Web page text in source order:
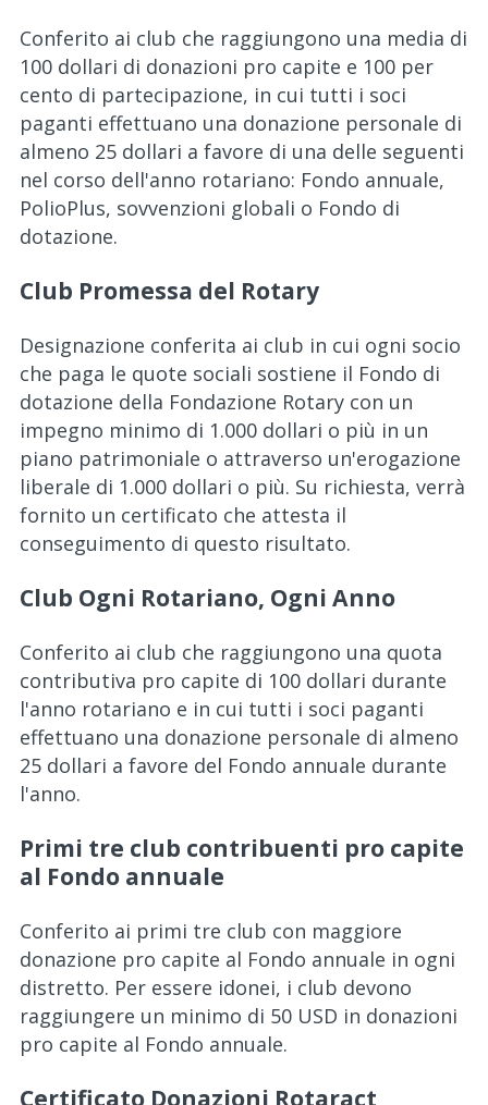
Conferito ai club che raggiungono una media di
100 dollari di donazioni pro capite e 100 per
cento di partecipazione, in cui tutti i soci
paganti effettuano una donazione personale di
almeno 25 dollari a favore di una delle seguenti
nel corso dell'anno rotariano: Fondo annuale,
PolioPlus, sovvenzioni globali o Fondo di
dotazione.
Club Promessa del Rotary
Designazione conferita ai club in cui ogni socio
che paga le quote sociali sostiene il Fondo di
dotazione della Fondazione Rotary con un
impegno minimo di 1.000 dollari o più in un
piano patrimoniale o attraverso un'erogazione
liberale di 1.000 dollari o più. Su richiesta, verrà
fornito un certificato che attesta il
conseguimento di questo risultato.
Club Ogni Rotariano, Ogni Anno
Conferito ai club che raggiungono una quota
contributiva pro capite di 100 dollari durante
l'anno rotariano e in cui tutti i soci paganti
effettuano una donazione personale di almeno
25 dollari a favore del Fondo annuale durante
l'anno.
Primi tre club contribuenti pro capite
al Fondo annuale
Conferito ai primi tre club con maggiore
donazione pro capite al Fondo annuale in ogni
distretto. Per essere idonei, i club devono
raggiungere un minimo di 50 USD in donazioni
pro capite al Fondo annuale.
Certificato Donazioni Rotaract